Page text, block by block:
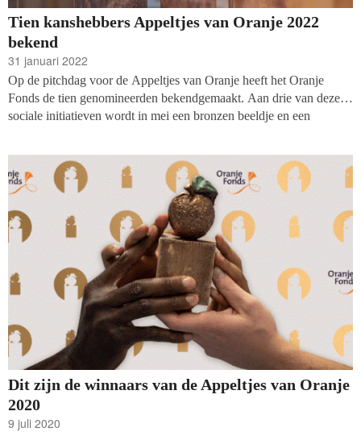
Tien kanshebbers Appeltjes van Oranje 2022
bekend
31 januari 2022
Op de pitchdag voor de Appeltjes van Oranje heeft het Oranje
Fonds de tien genomineerden bekendgemaakt. Aan drie van deze
sociale initiatieven wordt in mei een bronzen beeldje en een
Dit zijn de winnaars van de Appeltjes van Oranje
2020
9 juli 2020